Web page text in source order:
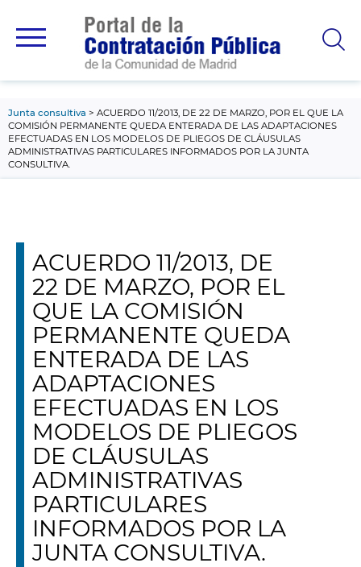
principal
Junta consultiva
ACUERDO 11/2013, DE 22 DE MARZO, POR EL QUE LA
COMISIÓN PERMANENTE QUEDA ENTERADA DE LAS ADAPTACIONES
EFECTUADAS EN LOS MODELOS DE PLIEGOS DE CLÁUSULAS
ADMINISTRATIVAS PARTICULARES INFORMADOS POR LA JUNTA
CONSULTIVA.
ACUERDO 11/2013, DE
22 DE MARZO, POR EL
QUE LA COMISIÓN
PERMANENTE QUEDA
ENTERADA DE LAS
ADAPTACIONES
EFECTUADAS EN LOS
MODELOS DE PLIEGOS
DE CLÁUSULAS
ADMINISTRATIVAS
PARTICULARES
INFORMADOS POR LA
JUNTA CONSULTIVA.